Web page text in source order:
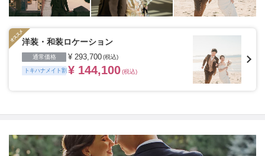
ク・ハワイ・グアムなど世界中の好きな国、こだわって
特別な一日の大切な瞬間を残したいカップルにおすすめ
できない場合がございます。
洋装・和装ロケーション
通常価格 ¥ 293,700(税込)
トキハナメイト割 ¥ 144,100(税込)